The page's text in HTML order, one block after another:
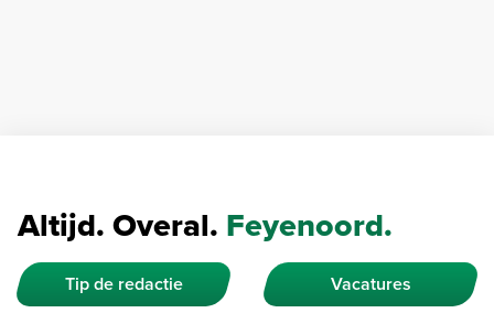
Altijd. Overal. Feyenoord.
Tip de redactie Vacatures